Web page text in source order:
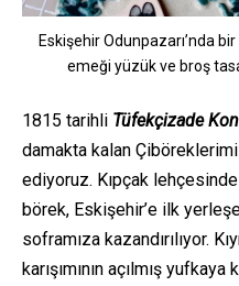
Eskişehir Odunpazarı’nda
emeği yüzük ve broş
1815 tarihli Tüfekçizade
damakta kalan
ediyoruz. Kıpçak
börek, Eskişehir’e ilk
soframıza kazandırılıyor.
karışımının açılmış